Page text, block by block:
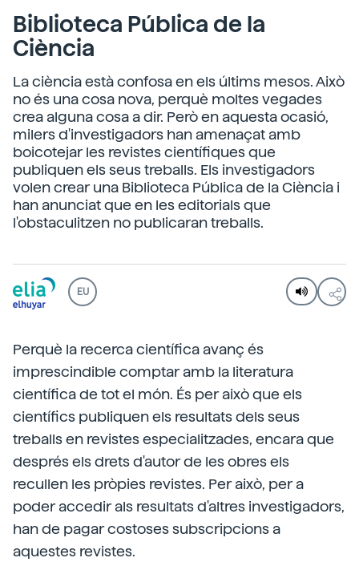
Biblioteca Pública de la
Ciència
La ciència està confosa en els últims mesos. Això
no és una cosa nova, perquè moltes vegades
crea alguna cosa a dir. Però en aquesta ocasió,
milers d'investigadors han amenaçat amb
boicotejar les revistes científiques que
publiquen els seus treballs. Els investigadors
volen crear una Biblioteca Pública de la Ciència i
han anunciat que en les editorials que
l'obstaculitzen no publicaran treballs.
EU
Perquè la recerca científica avanç és
imprescindible comptar amb la literatura
científica de tot el món. És per això que els
científics publiquen els resultats dels seus
treballs en revistes especialitzades, encara que
després els drets d'autor de les obres els
recullen les pròpies revistes. Per això, per a
poder accedir als resultats d'altres investigadors,
han de pagar costoses subscripcions a
aquestes revistes.